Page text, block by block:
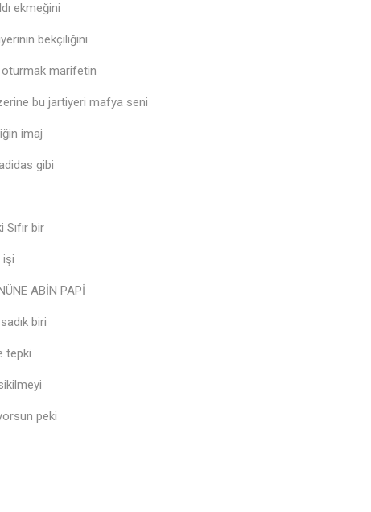
ekmeğini
bekçiliğini
marifetin
bu jartiyeri mafya seni
imaj
gibi
bir
işi
ABİN PAPİ
biri
tepki
peki